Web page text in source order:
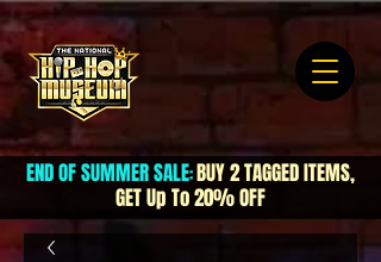
END OF SUMMER SALE:BUY 2 TAGGED ITEMS,
GET Up To 20% OFF